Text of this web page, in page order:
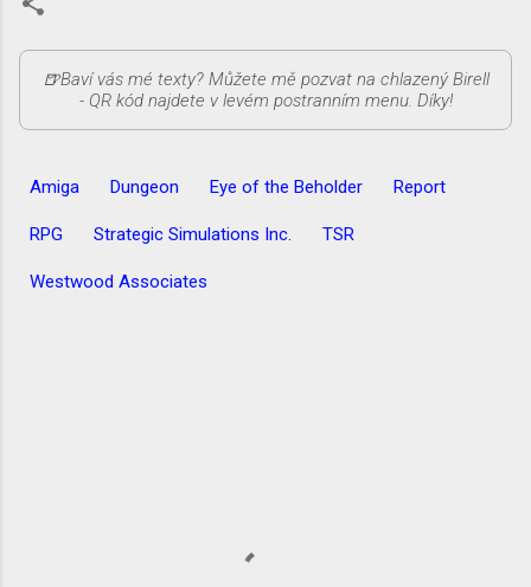
Amiga Dungeon Eye of the Beholder Report
RPG Strategic Simulations Inc. TSR
Westwood Associates